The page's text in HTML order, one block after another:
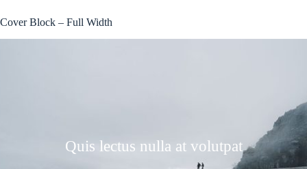
Cover Block – Full Width
Quis lectus nulla at volutpat